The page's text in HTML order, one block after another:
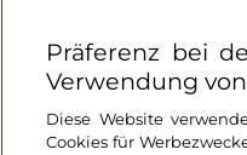
Nützliche Links
Präferenz bei
Verwendung
Diese Website
Cookies für